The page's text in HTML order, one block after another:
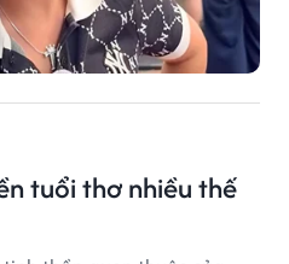
tuổi thơ nhiều thế